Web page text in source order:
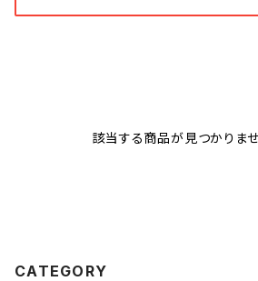
該当する商品が見つかりませ
CATEGORY